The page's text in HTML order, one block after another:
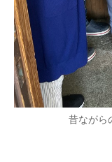
昔ながら